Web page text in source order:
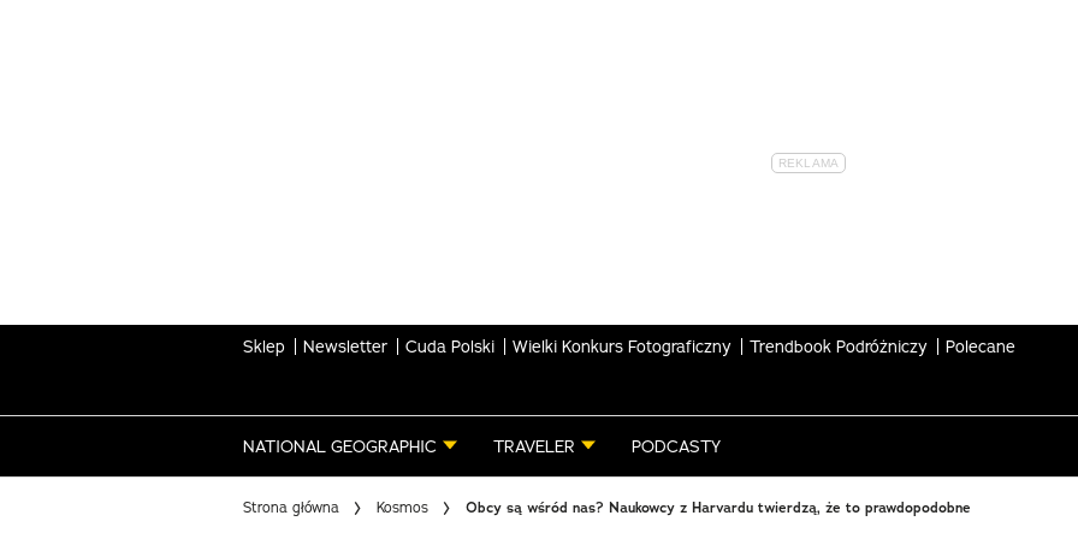
Sklep Newsletter Cuda Polski Wielki Konkurs Fotograficzny Trendbook Podróżniczy Polecane
NATIONAL GEOGRAPHIC TRAVELER PODCASTY
Strona główna Kosmos Obcy są wśród nas? Naukowcy z Harvardu twierdzą, że to prawdopodobne